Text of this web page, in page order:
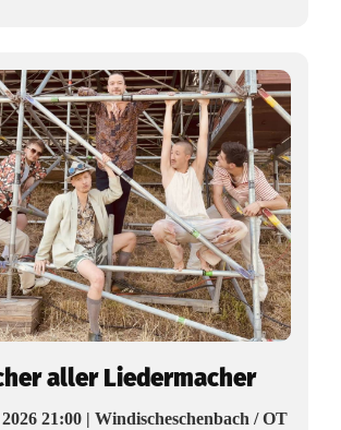
aller Liedermacher
21:00 | Windischeschenbach / OT